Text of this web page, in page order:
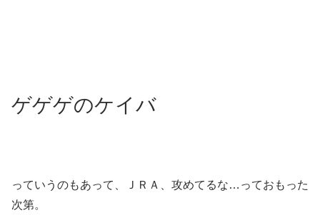
ゲゲゲのケイバ
っていうのもあって、ＪＲＡ、攻めてるな…っておもった
次第。